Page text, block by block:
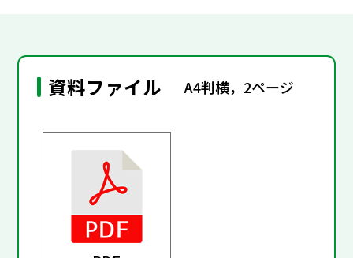
資料ファイル A4判横，2ページ